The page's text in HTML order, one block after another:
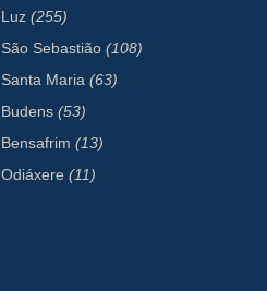
Luz(255)
São Sebastião(108)
Santa Maria(63)
Budens(53)
Bensafrim(13)
Odiáxere(11)